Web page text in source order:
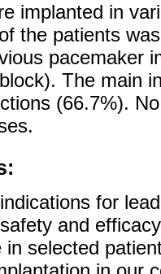
implanted in
the patients
pacemaker
The main
(66.7%).
for
and
in selected